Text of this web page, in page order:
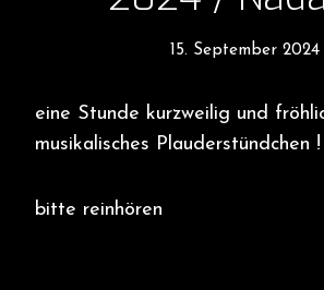
15. September 2024
eine Stunde kurzweilig und
musikalisches Plauderstündchen !
bitte reinhören